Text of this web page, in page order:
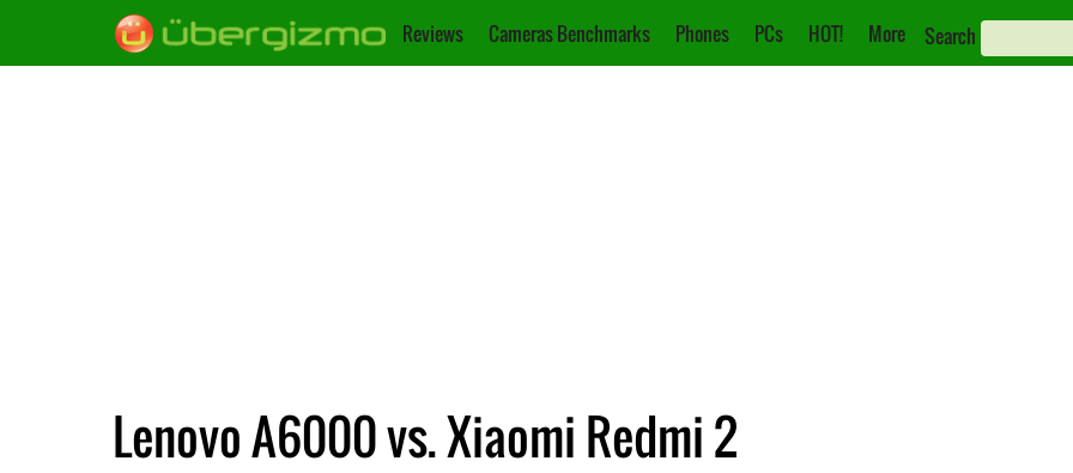
Reviews Cameras Benchmarks Phones PCs HOT! More Search
Lenovo A6000 vs. Xiaomi Redmi 2